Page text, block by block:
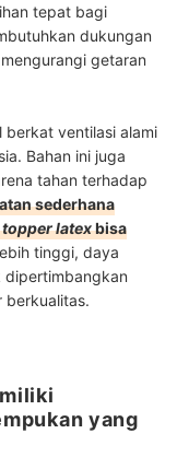
tepat bagi
dukungan
getaran
berkat ventilasi alami
Bahan ini juga
tahan terhadap
sederhana
topperlatexbisa
tinggi, daya
dipertimbangkan
berkualitas.
yang